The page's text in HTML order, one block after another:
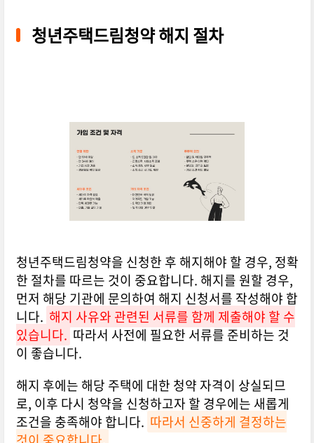
청년주택드림청약 해지 절차
청년주택드림청약을 신청한 후 해지해야 할 경우, 정확
한 절차를 따르는 것이 중요합니다. 해지를 원할 경우,
먼저 해당 기관에 문의하여 해지 신청서를 작성해야 합
니다. 해지 사유와 관련된 서류를 함께 제출해야 할 수
있습니다. 따라서 사전에 필요한 서류를 준비하는 것
이 좋습니다.
해지 후에는 해당 주택에 대한 청약 자격이 상실되므
로, 이후 다시 청약을 신청하고자 할 경우에는 새롭게
조건을 충족해야 합니다. 따라서 신중하게 결정하는